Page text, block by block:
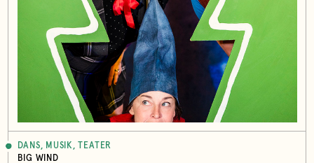
DANS, MUSIK, TEATER
BIG WIND